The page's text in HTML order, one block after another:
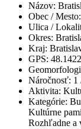
Názov:
Obec / Mesto:
Ulica /
Okres:
Kraj:
GPS:
Náročnosť: 1
Aktivita:
Kategórie:
Kultúrne
Rozhľadne a